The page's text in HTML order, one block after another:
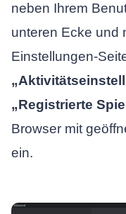
neben Ihrem
unteren Ecke und
Einstellungen-
„Registrierte
Browser mit
ein.